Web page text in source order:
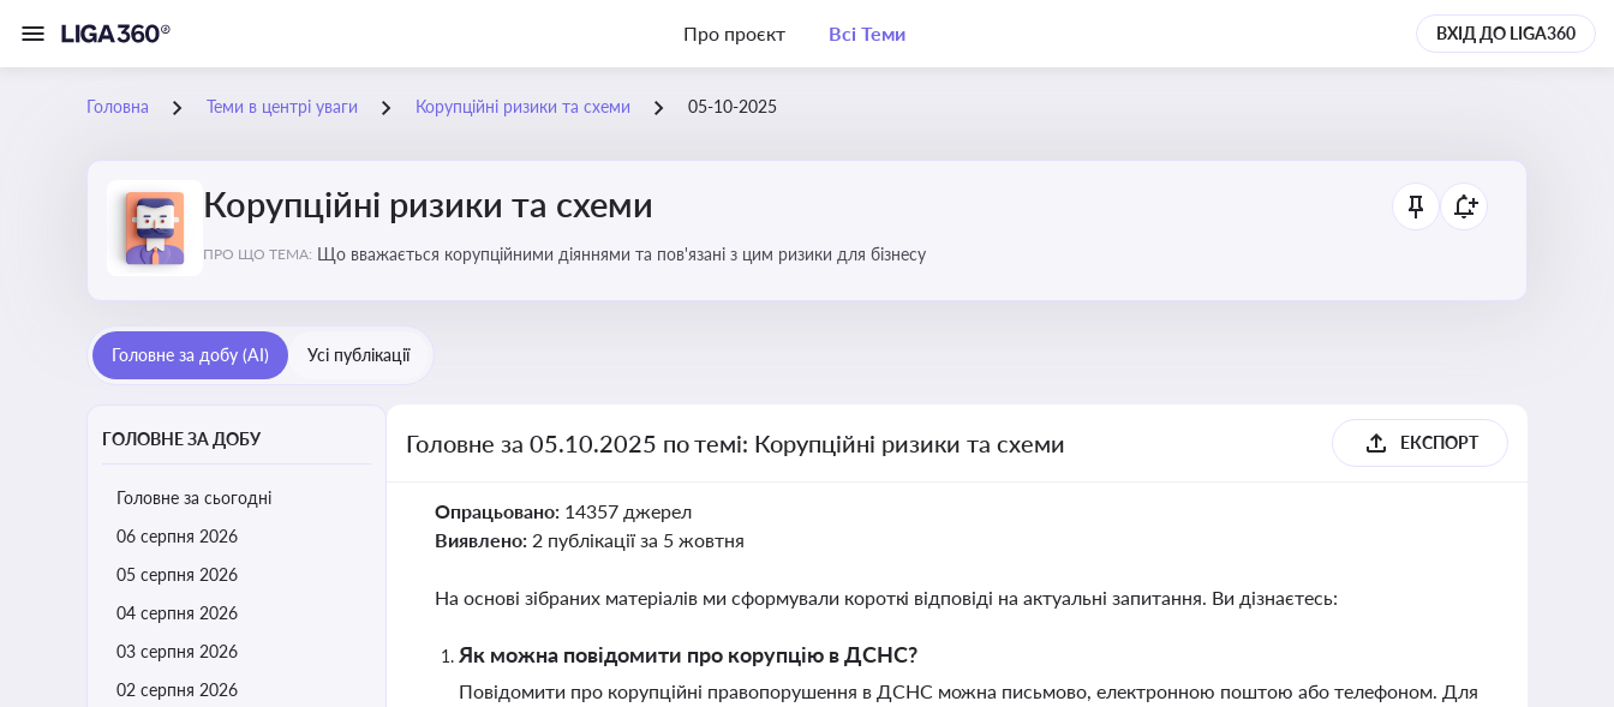
Про проєкт Всі Теми ВХІД ДО LIGA360
Головна Теми в центрі уваги Корупційні ризики та схеми 05-10-2025
Корупційні ризики та схеми
ПРО ЩО ТЕМА: Що вважається корупційними діяннями та пов'язані з цим ризики для бізнесу
Головне за добу (AI) Усі публікації
ГОЛОВНЕ ЗА ДОБУ
Головне за сьогодні
06 серпня 2026
05 серпня 2026
04 серпня 2026
03 серпня 2026
02 серпня 2026
Головне за 05.10.2025 по темі: Корупційні ризики та схеми ЕКСПОРТ
Опрацьовано: 14357 джерел
Виявлено: 2 публікації за 5 жовтня
На основі зібраних матеріалів ми сформували короткі відповіді на актуальні запитання. Ви дізнаєтесь:
Як можна повідомити про корупцію в ДСНС?
Повідомити про корупційні правопорушення в ДСНС можна письмово, електронною поштою або телефоном. Для